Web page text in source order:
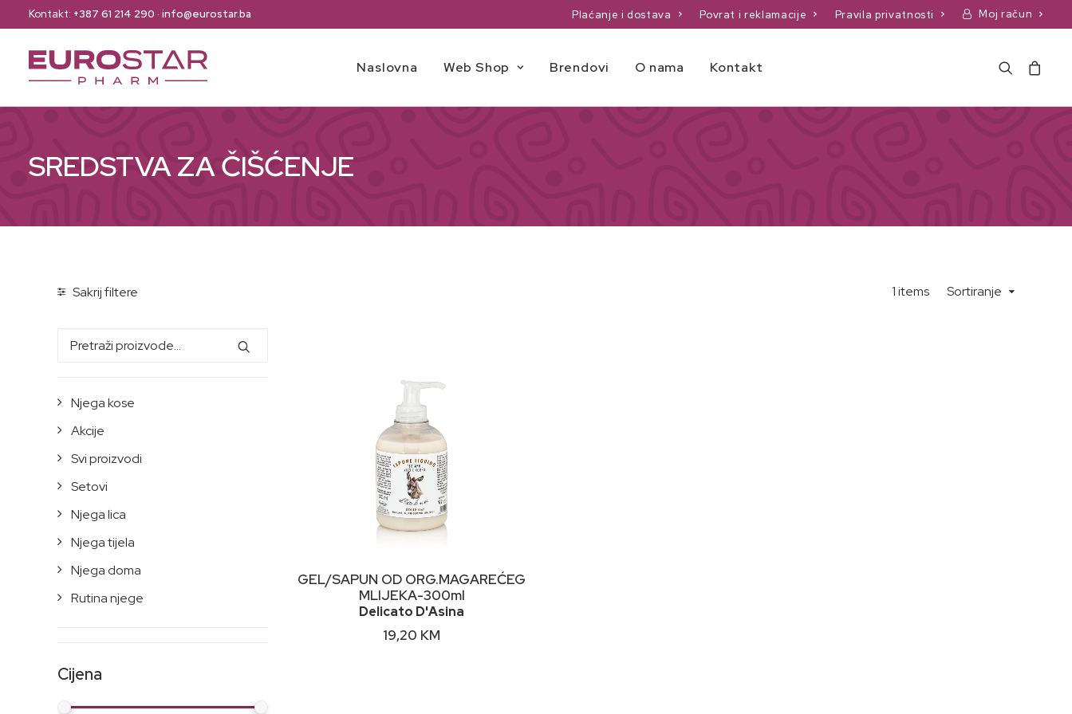
Kontakt: +387 61 214 290 · info@eurostar.ba Plaćanje i dostava Povrat i reklamacije Pravila privatnosti Moj račun
Naslovna Web Shop Brendovi O nama Kontakt
SREDSTVA ZA ČIŠĆENJE
Sakrij filtere Sortiranje
1 items
Pretraži:
Njega kose
Akcije
Svi proizvodi
Setovi
Njega lica
Njega tijela
Njega doma
Rutina njege
Cijena
DODAJ U KORPU
GEL/SAPUN OD ORG.MAGAREĆEG
MLIJEKA-300ml
Delicato D'Asina
19,20 KM